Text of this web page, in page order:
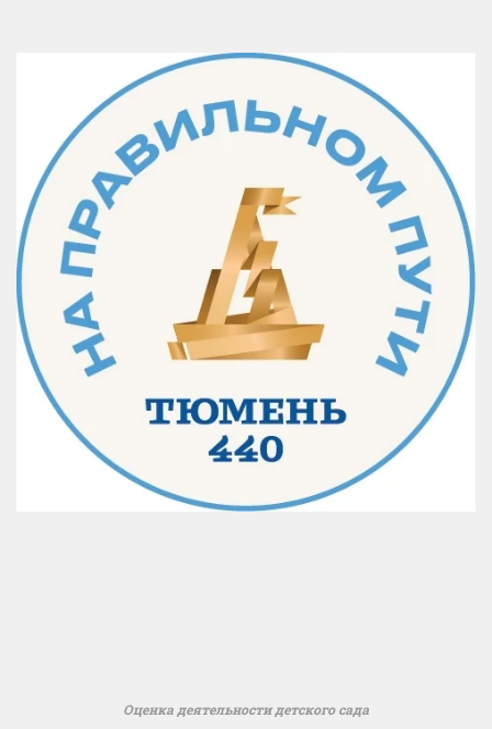
Оценка деятельности детского сада